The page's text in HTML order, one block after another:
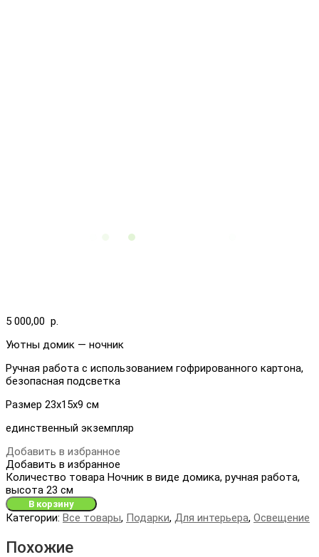
5 000,00 р.
Уютны домик — ночник
Ручная работа с использованием гофрированного картона,
безопасная подсветка
Размер 23х15х9 см
единственный экземпляр
Добавить в избранное
Добавить в избранное
Количество товара Ночник в виде домика, ручная работа,
высота 23 см
В корзину
Категории: Все товары, Подарки, Для интерьера, Освещение
Похожие